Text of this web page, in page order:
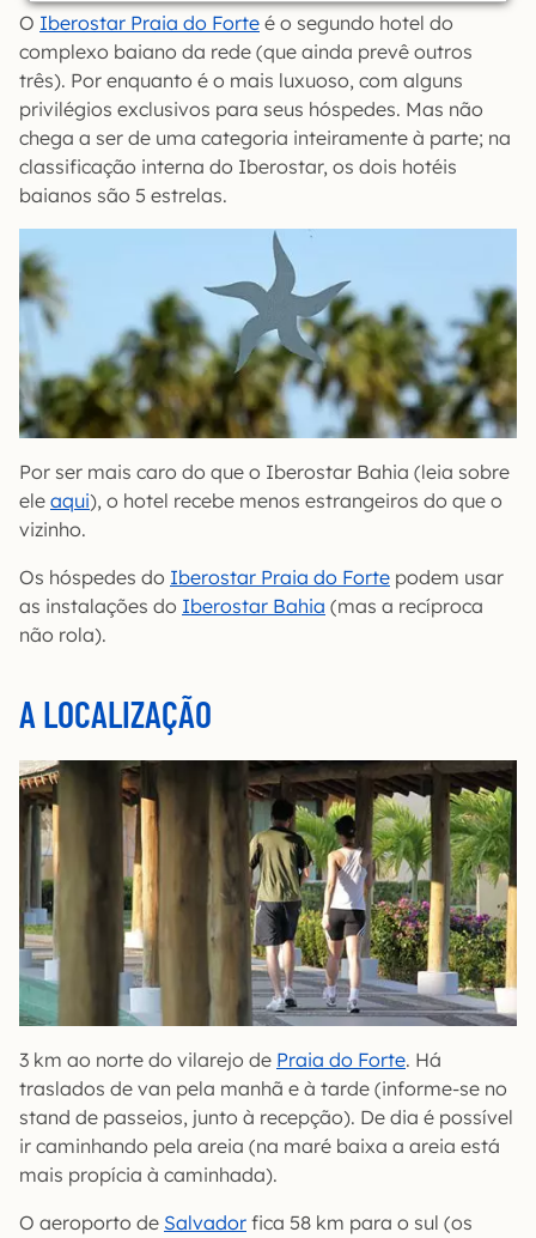
O Iberostar Praia do Forte é o segundo hotel do
complexo baiano da rede (que ainda prevê outros
três). Por enquanto é o mais luxuoso, com alguns
privilégios exclusivos para seus hóspedes. Mas não
chega a ser de uma categoria inteiramente à parte; na
classificação interna do Iberostar, os dois hotéis
baianos são 5 estrelas.
Por ser mais caro do que o Iberostar Bahia (leia sobre
ele aqui), o hotel recebe menos estrangeiros do que o
vizinho.
Os hóspedes do Iberostar Praia do Forte podem usar
as instalações do Iberostar Bahia (mas a recíproca
não rola).
A LOCALIZAÇÃO
3 km ao norte do vilarejo de Praia do Forte. Há
traslados de van pela manhã e à tarde (informe-se no
stand de passeios, junto à recepção). De dia é possível
ir caminhando pela areia (na maré baixa a areia está
mais propícia à caminhada).
O aeroporto de Salvador fica 58 km para o sul (os